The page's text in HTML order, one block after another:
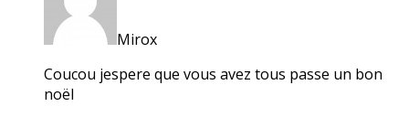
Mirox
Coucou jespere que vous avez tous passe un bon
noël